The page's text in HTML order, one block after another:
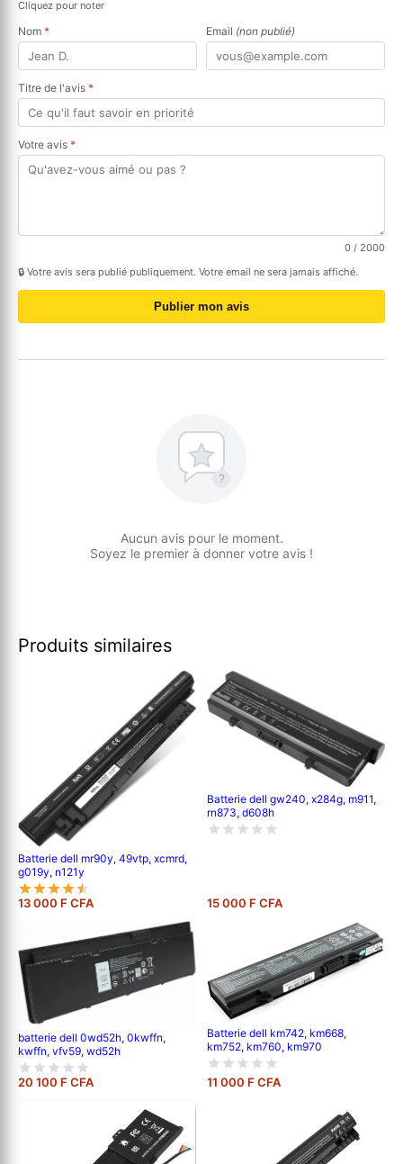
Cliquez pour noter
Nom * Email (non publié)
Titre de l'avis *
Votre avis *
0 / 2000
🔒 Votre avis sera publié publiquement. Votre email ne sera jamais affiché.
Publier mon avis
?
Aucun avis pour le moment.
Soyez le premier à donner votre avis !
Produits similaires
Batterie dell mr90y, 49vtp, xcmrd,
g019y, n121y
13 000 F CFA
Batterie dell gw240, x284g, m911,
rn873, d608h
15 000 F CFA
batterie dell 0wd52h, 0kwffn,
kwffn, vfv59, wd52h
20 100 F CFA
Batterie dell km742, km668,
km752, km760, km970
11 000 F CFA